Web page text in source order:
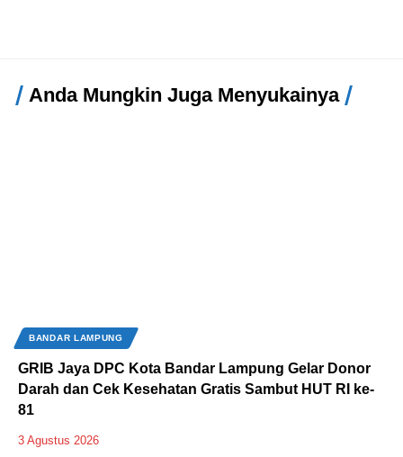
Anda Mungkin Juga Menyukainya
BANDAR LAMPUNG
GRIB Jaya DPC Kota Bandar Lampung Gelar Donor
Darah dan Cek Kesehatan Gratis Sambut HUT RI ke-
81
3 Agustus 2026